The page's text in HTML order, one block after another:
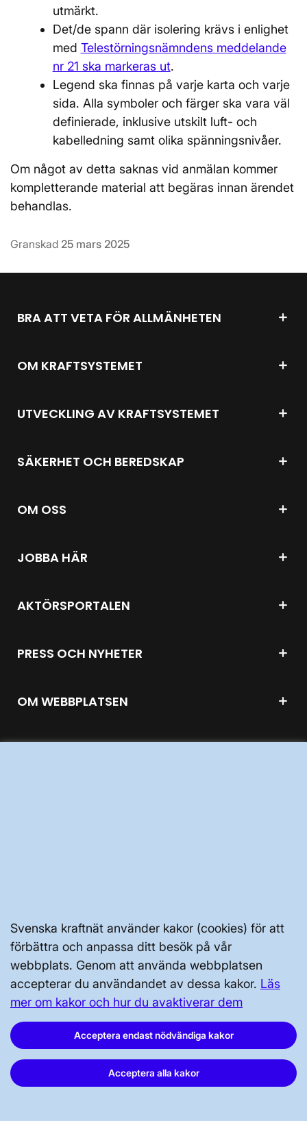
Svenska kraftnät använder kakor (cookies) för att
förbättra och anpassa ditt besök på vår
webbplats. Genom att använda webbplatsen
accepterar du användandet av dessa kakor. Läs
mer om kakor och hur du avaktiverar dem
Acceptera endast nödvändiga kakor
Acceptera alla kakor
utmärkt.
Det/de spann där isolering krävs i enlighet
med Telestörningsnämndens meddelande
nr 21 ska markeras ut.
Legend ska finnas på varje karta och varje
sida. Alla symboler och färger ska vara väl
definierade, inklusive utskilt luft- och
kabelledning samt olika spänningsnivåer.
Om något av detta saknas vid anmälan kommer
kompletterande material att begäras innan ärendet
behandlas.
Granskad 25 mars 2025
BRA ATT VETA FÖR ALLMÄNHETEN
OM KRAFTSYSTEMET
UTVECKLING AV KRAFTSYSTEMET
SÄKERHET OCH BEREDSKAP
OM OSS
JOBBA HÄR
AKTÖRSPORTALEN
PRESS OCH NYHETER
OM WEBBPLATSEN
Svenska kraftnät, Box 1200, 172 24
Sundbyberg
Tel: 010-475 80 00
Tillgänglighetsredogörelse